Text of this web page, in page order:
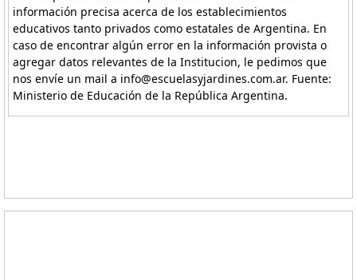
información precisa acerca de los establecimientos
educativos tanto privados como estatales de Argentina. En
caso de encontrar algún error en la información provista o
agregar datos relevantes de la Institucion, le pedimos que
nos envíe un mail a info@escuelasyjardines.com.ar. Fuente:
Ministerio de Educación de la República Argentina.